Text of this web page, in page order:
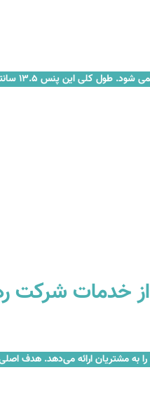
این پنس با
از خدمات شرکت
و مدرن را به مشتریان ارائه